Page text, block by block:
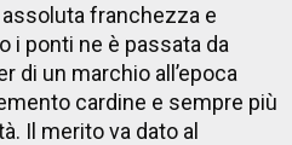
franchezza e
i ponti ne è passata da
di un marchio all’epoca
cardine e sempre più
Il merito va dato al